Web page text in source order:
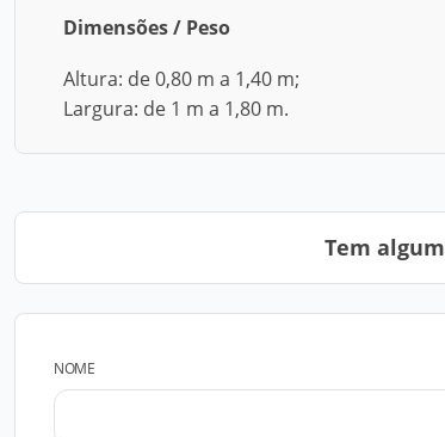
Dimensões / Peso
Altura: de 0,80 m a 1,40 m;
Largura: de 1 m a 1,80 m.
Tem
NOME